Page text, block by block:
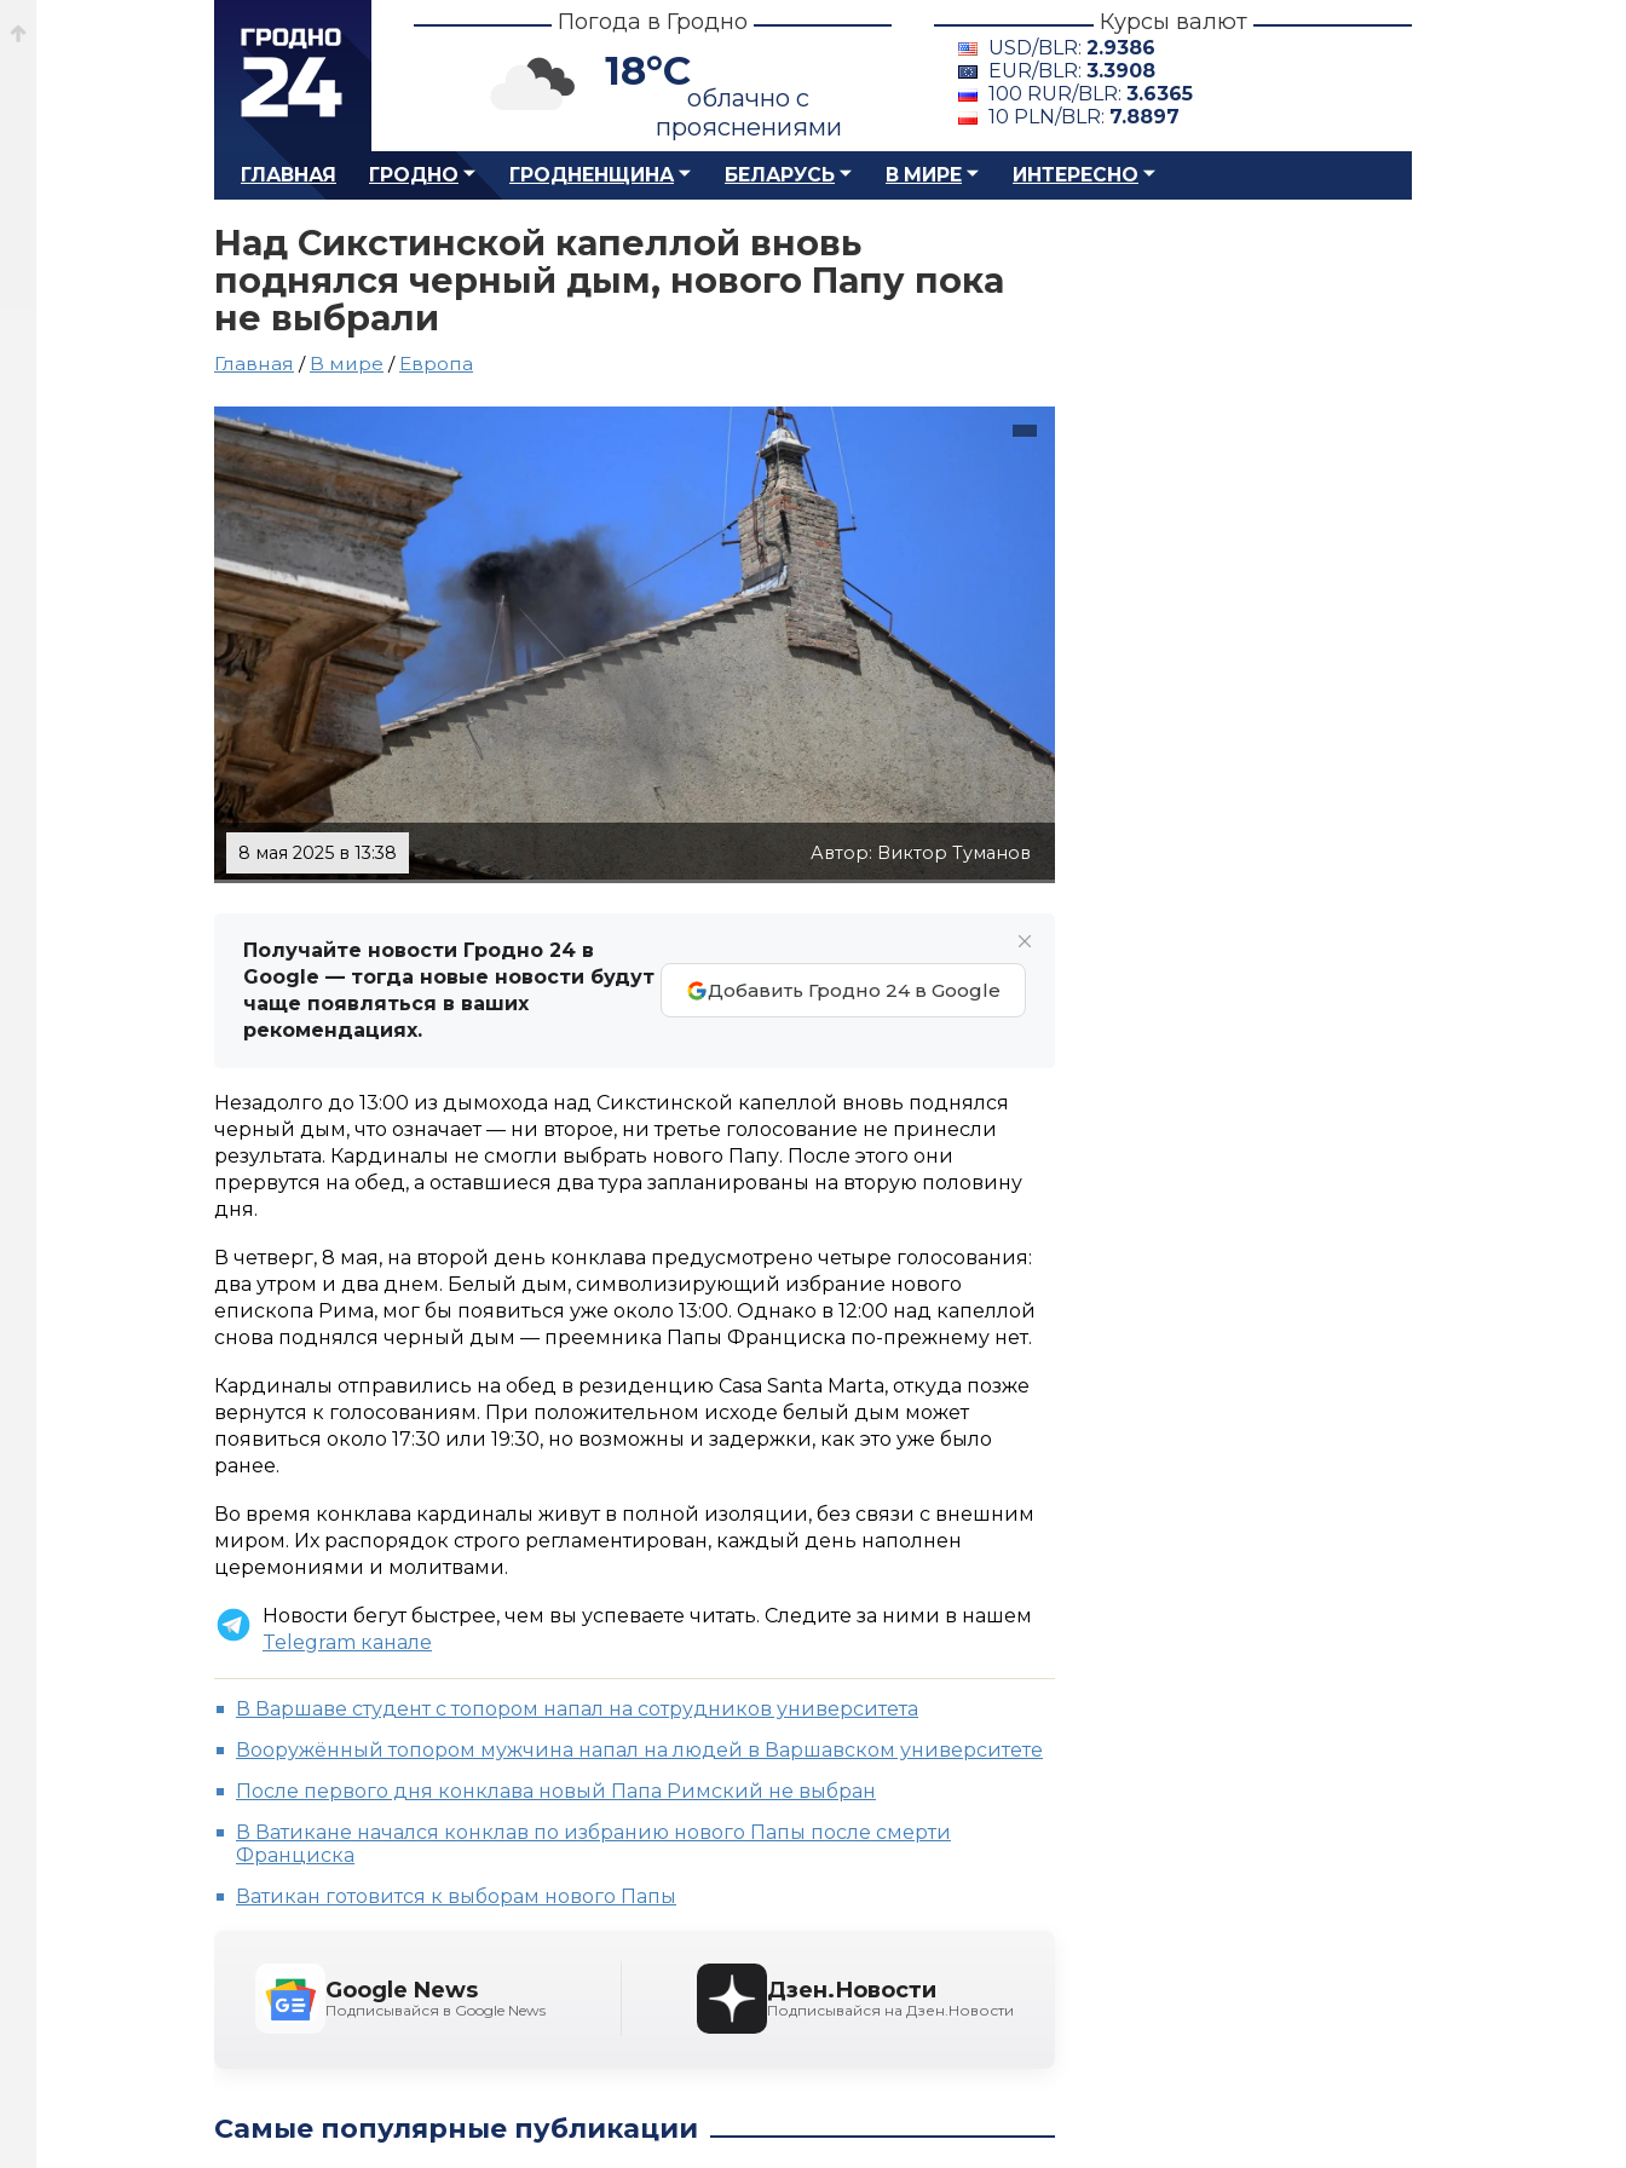
Погода в Гродно
18°C
облачно с
прояснениями
Курсы валют
USD/BLR: 2.9386
EUR/BLR: 3.3908
100 RUR/BLR: 3.6365
10 PLN/BLR: 7.8897
ГЛАВНАЯ ГРОДНО ГРОДНЕНЩИНА БЕЛАРУСЬ В МИРЕ ИНТЕРЕСНО
Над Сикстинской капеллой вновь
поднялся черный дым, нового Папу пока
не выбрали
Главная / В мире / Европа
8 мая 2025 в 13:38 Автор: Виктор Туманов
Получайте новости Гродно 24 в
Google — тогда новые новости будут
чаще появляться в ваших
рекомендациях.
Добавить Гродно 24 в Google
Незадолго до 13:00 из дымохода над Сикстинской капеллой вновь поднялся
черный дым, что означает — ни второе, ни третье голосование не принесли
результата. Кардиналы не смогли выбрать нового Папу. После этого они
прервутся на обед, а оставшиеся два тура запланированы на вторую половину
дня.
В четверг, 8 мая, на второй день конклава предусмотрено четыре голосования:
два утром и два днем. Белый дым, символизирующий избрание нового
епископа Рима, мог бы появиться уже около 13:00. Однако в 12:00 над капеллой
снова поднялся черный дым — преемника Папы Франциска по-прежнему нет.
Кардиналы отправились на обед в резиденцию Casa Santa Marta, откуда позже
вернутся к голосованиям. При положительном исходе белый дым может
появиться около 17:30 или 19:30, но возможны и задержки, как это уже было
ранее.
Во время конклава кардиналы живут в полной изоляции, без связи с внешним
миром. Их распорядок строго регламентирован, каждый день наполнен
церемониями и молитвами.
Новости бегут быстрее, чем вы успеваете читать. Следите за ними в нашем
Telegram канале
В Варшаве студент с топором напал на сотрудников университета
Вооружённый топором мужчина напал на людей в Варшавском университете
После первого дня конклава новый Папа Римский не выбран
В Ватикане начался конклав по избранию нового Папы после смерти
Франциска
Ватикан готовится к выборам нового Папы
Google News
Подписывайся в Google News
Дзен.Новости
Подписывайся на Дзен.Новости
Самые популярные публикации